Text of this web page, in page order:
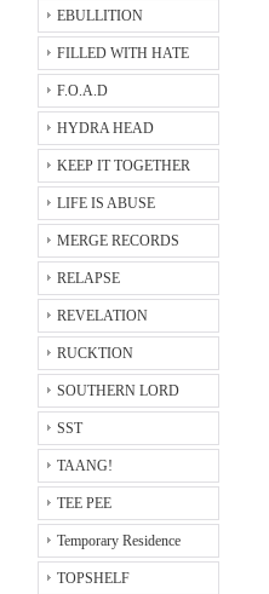
EBULLITION
FILLED WITH HATE
F.O.A.D
HYDRA HEAD
KEEP IT TOGETHER
LIFE IS ABUSE
MERGE RECORDS
RELAPSE
REVELATION
RUCKTION
SOUTHERN LORD
SST
TAANG!
TEE PEE
Temporary Residence
TOPSHELF